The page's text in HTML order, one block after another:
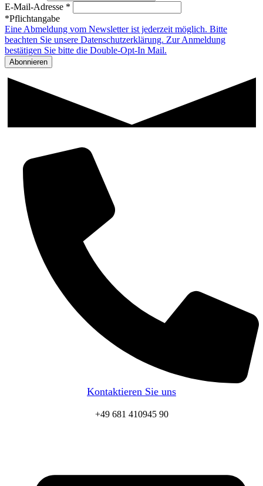
E-Mail-Adresse *
*Pflichtangabe
Eine Abmeldung vom Newsletter ist jederzeit möglich. Bitte
beachten Sie unsere Datenschutzerklärung. Zur Anmeldung
bestätigen Sie bitte die Double-Opt-In Mail.
Kontaktieren Sie uns
+49 681 410945 90